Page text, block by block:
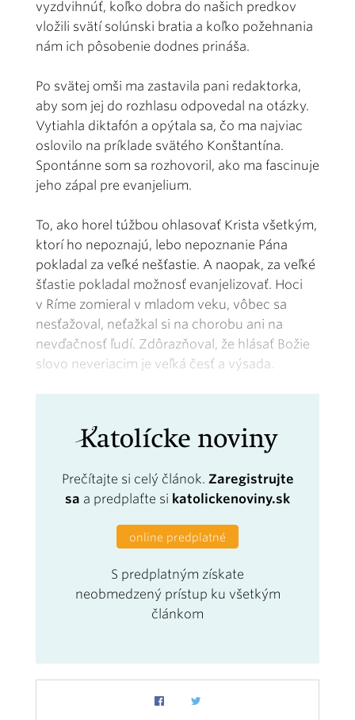
vyzdvihnúť, koľko dobra do našich predkov
vložili svätí solúnski bratia a koľko požehnania
nám ich pôsobenie dodnes prináša.
Po svätej omši ma zastavila pani redaktorka,
aby som jej do rozhlasu odpovedal na otázky.
Vytiahla diktafón a opýtala sa, čo ma najviac
oslovilo na príklade svätého Konštantína.
Spontánne som sa rozhovoril, ako ma fascinuje
jeho zápal pre evanjelium.
To, ako horel túžbou ohlasovať Krista všetkým,
ktorí ho nepoznajú, lebo nepoznanie Pána
pokladal za veľké nešťastie. A naopak, za veľké
šťastie pokladal možnosť evanjelizovať. Hoci
v Ríme zomieral v mladom veku, vôbec sa
nesťažoval, neťažkal si na chorobu ani na
nevďačnosť ľudí. Zdôrazňoval, že hlásať Božie
slovo neveriacim je veľká česť a výsada.
Prečítajte si celý článok. Zaregistrujte
sa a predplaťte si katolickenoviny.sk
online predplatné
S predplatným získate
neobmedzený prístup ku všetkým
článkom